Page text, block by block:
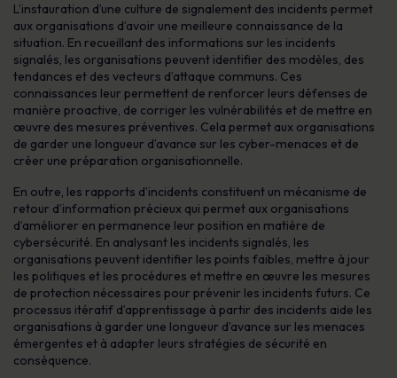
L’instauration d’une culture de signalement des incidents permet
aux organisations d’avoir une meilleure connaissance de la
situation. En recueillant des informations sur les incidents
signalés, les organisations peuvent identifier des modèles, des
tendances et des vecteurs d’attaque communs. Ces
connaissances leur permettent de renforcer leurs défenses de
manière proactive, de corriger les vulnérabilités et de mettre en
œuvre des mesures préventives. Cela permet aux organisations
de garder une longueur d’avance sur les cyber-menaces et de
créer une préparation organisationnelle.
En outre, les rapports d’incidents constituent un mécanisme de
retour d’information précieux qui permet aux organisations
d’améliorer en permanence leur position en matière de
cybersécurité. En analysant les incidents signalés, les
organisations peuvent identifier les points faibles, mettre à jour
les politiques et les procédures et mettre en œuvre les mesures
de protection nécessaires pour prévenir les incidents futurs. Ce
processus itératif d’apprentissage à partir des incidents aide les
organisations à garder une longueur d’avance sur les menaces
émergentes et à adapter leurs stratégies de sécurité en
conséquence.